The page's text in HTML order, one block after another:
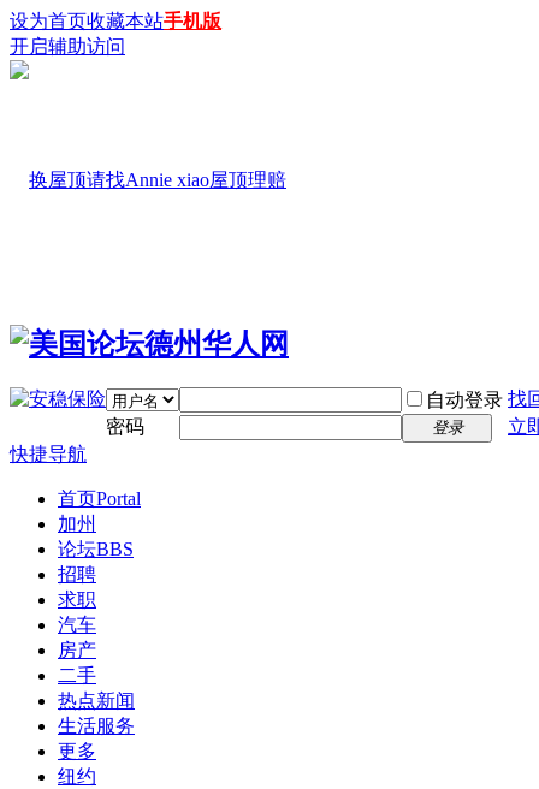
设为首页收藏本站手机版
开启辅助访问
自动登录 找
密码
登录
立
快捷导航
首页Portal
加州
论坛BBS
招聘
求职
汽车
房产
二手
热点新闻
生活服务
更多
纽约